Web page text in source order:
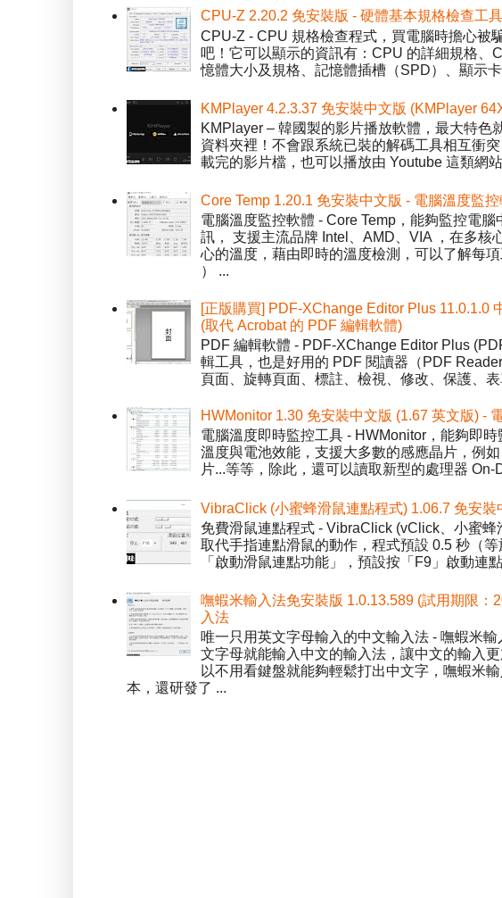
CPU-Z 2.20.2 免安裝版 - 硬體基本規格檢查工具
CPU-Z - CPU 規格檢查程式，買電腦時擔心被
吧！它可以顯示的資訊有：CPU 的詳細規格、
憶體大小及規格、記憶體插槽（SPD）、顯示
KMPlayer 4.2.3.37 免安裝中文版 (KMPlayer
KMPlayer – 韓國製的影片播放軟體，最大特
資料夾裡！不會跟系統已裝的解碼工具相互衝
載完的影片檔，也可以播放由 Youtube 這類網
Core Temp 1.20.1 免安裝中文版 - 電腦溫度監控
電腦溫度監控軟體 - Core Temp，能夠監控電
訊， 支援主流品牌 Intel、AMD、VIA ，在多
心的溫度，藉由即時的溫度檢測，可以了解每
） ...
[正版購買] PDF-XChange Editor Plus 11.0.1.0
(取代 Acrobat 的 PDF 編輯軟體)
PDF 編輯軟體 - PDF-XChange Editor Plus
輯工具，也是好用的 PDF 閱讀器（PDF
頁面、旋轉頁面、標註、檢視、修改、保護、表
HWMonitor 1.30 免安裝中文版 (1.67 英文版) -
電腦溫度即時監控工具 - HWMonitor，能夠即
溫度與電池效能，支援大多數的感應晶片，例
片...等等，除此，還可以讀取新型的處理器
VibraClick (小蜜蜂滑鼠連點程式) 1.06.7 免安
免費滑鼠連點程式 - VibraClick (vClick、小蜜
取代手指連點滑鼠的動作，程式預設 0.5 秒（
「啟動滑鼠連點功能」，預設按「F9」啟動連
嘸蝦米輸入法免安裝版 1.0.13.589 (試用期限
入法
唯一只用英文字母輸入的中文輸入法 - 嘸蝦米
文字母就能輸入中文的輸入法，讓中文的輸入
以不用看鍵盤就能夠輕鬆打出中文字，嘸蝦米
本，還研發了 ...